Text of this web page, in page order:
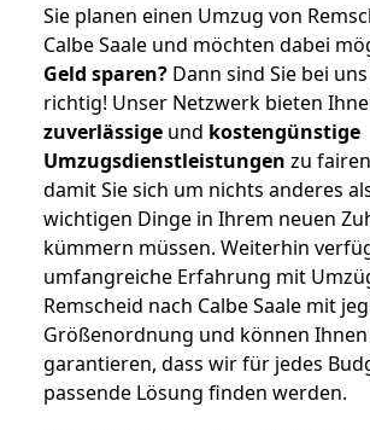
Sie planen einen Umzug von
Calbe Saale und möchten dabei
Geld sparen? Dann sind Sie bei
richtig! Unser Netzwerk bieten
zuverlässige und kostengünstige
Umzugsdienstleistungen zu
damit Sie sich um nichts anderes
wichtigen Dinge in Ihrem neuen
kümmern müssen. Weiterhin
umfangreiche Erfahrung mit
Remscheid nach Calbe Saale mit
Größenordnung und können
garantieren, dass wir für jedes
passende Lösung finden werden.